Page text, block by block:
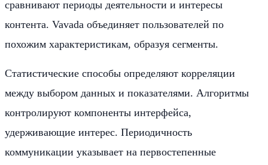
сравнивают периоды деятельности и интересы
контента. Vavada объединяет пользователей по
похожим характеристикам, образуя сегменты.
Статистические способы определяют корреляции
между выбором данных и показателями. Алгоритмы
контролируют компоненты интерфейса,
удерживающие интерес. Периодичность
коммуникации указывает на первостепенные